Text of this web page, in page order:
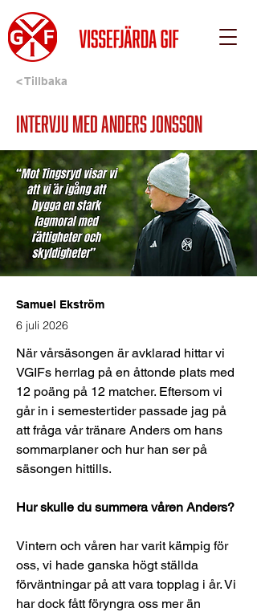
< Tillbaka
Intervju med Anders Jonsson
Samuel Ekström
6 juli 2026
När vårsäsongen är avklarad hittar vi
VGIFs herrlag på en åttonde plats med
12 poäng på 12 matcher. Eftersom vi
går in i semestertider passade jag på
att fråga vår tränare Anders om hans
sommarplaner och hur han ser på
säsongen hittills.
Hur skulle du summera våren Anders?
Vintern och våren har varit kämpig för
oss, vi hade ganska högt ställda
förväntningar på att vara topplag i år. Vi
har dock fått föryngra oss mer än